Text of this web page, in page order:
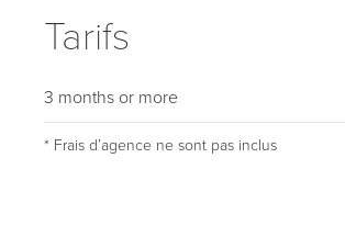
Tarifs
3 months or more
* Frais dʼagence ne sont pas inclus